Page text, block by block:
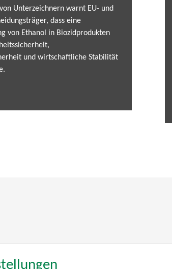
Unterzeichnern warnt EU- und
dass eine
von Ethanol in Biozidprodukten
und wirtschaftliche Stabilität